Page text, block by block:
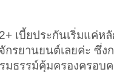
เบี้ยประกันเริ่มแค่
รยานยนต์เลยค่ะ ซึ่ง
มธรรม์คุ้มครองครอ